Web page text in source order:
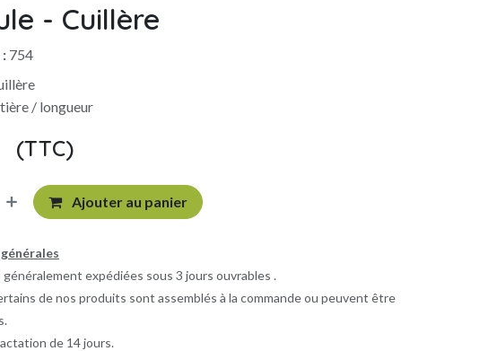
- Cuillère
754
/ longueur
(TTC)
Ajouter au panier
généralement expédiées sous 3 jours ouvrables .
de nos produits sont assemblés à la commande ou peuvent être
de 14 jours.